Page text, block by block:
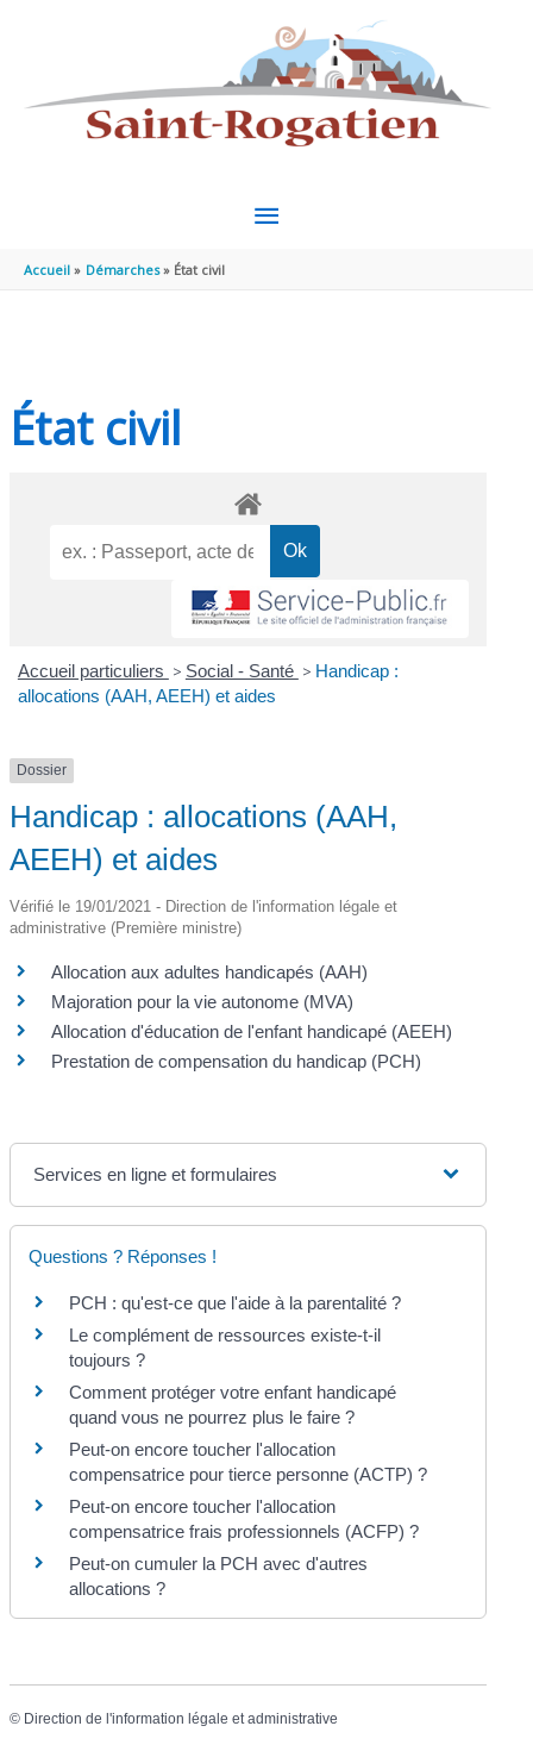
MENU
Accueil Démarches État civil
État civil
Accueil particuliers > Social - Santé > Handicap :
allocations (AAH, AEEH) et aides
Dossier
Handicap : allocations (AAH,
AEEH) et aides
Vérifié le 19/01/2021 - Direction de l'information légale et
administrative (Première ministre)
Allocation aux adultes handicapés (AAH)
Majoration pour la vie autonome (MVA)
Allocation d'éducation de l'enfant handicapé (AEEH)
Prestation de compensation du handicap (PCH)
Services en ligne et formulaires
Questions ? Réponses !
PCH : qu'est-ce que l'aide à la parentalité ?
Le complément de ressources existe-t-il
toujours ?
Comment protéger votre enfant handicapé
quand vous ne pourrez plus le faire ?
Peut-on encore toucher l'allocation
compensatrice pour tierce personne (ACTP) ?
Peut-on encore toucher l'allocation
compensatrice frais professionnels (ACFP) ?
Peut-on cumuler la PCH avec d'autres
allocations ?
© Direction de l'information légale et administrative